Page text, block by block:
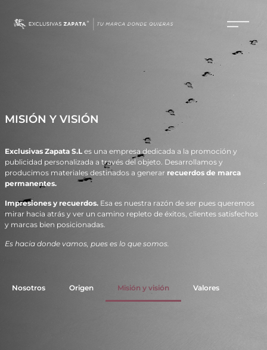
MISIÓN Y VISIÓN
Exclusivas Zapata S.L es una empresa dedicada a la promoción y
publicidad personalizada a través del objeto. Desarrollamos y
producimos materiales destinados a generar recuerdos de marca
permanentes.
Impresiones y recuerdos. Esa es nuestra razón de ser pues queremos
mirar hacia atrás y ver un camino repleto de éxitos, clientes satisfechos
y marcas bien posicionadas.
Es hacia donde vamos, pues es lo que somos.
Nosotros Origen Misión y visión Valores